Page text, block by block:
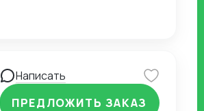
Написать
ПРЕДЛОЖИТЬ ЗАКАЗ